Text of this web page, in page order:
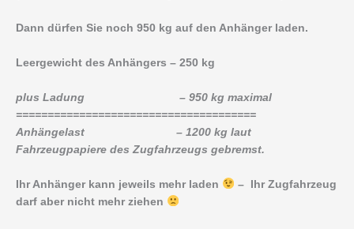
Dann dürfen Sie noch 950 kg auf den Anhänger laden.
Leergewicht des Anhängers – 250 kg
plus Ladung – 950 kg maximal
======================================
Anhängelast – 1200 kg laut
Fahrzeugpapiere des Zugfahrzeugs gebremst.
Ihr Anhänger kann jeweils mehr laden
– Ihr Zugfahrzeug
darf aber nicht mehr ziehen